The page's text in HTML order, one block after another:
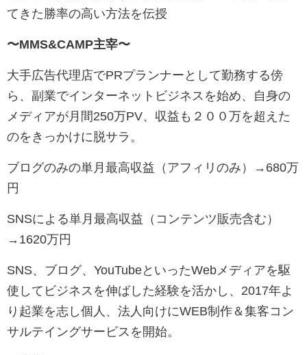
てきた勝率の高い方法を伝授
〜MMS&CAMP主宰〜
大手広告代理店でPRプランナーとして勤務する傍
ら、副業でインターネットビジネスを始め、自身の
メディアが月間250万PV、収益も２００万を超えた
のをきっかけに脱サラ。
ブログのみの単月最高収益（アフィリのみ）→680万
円
SNSによる単月最高収益（コンテンツ販売含む）
→1620万円
SNS、ブログ、YouTubeといったWebメディアを駆
使してビジネスを伸ばした経験を活かし、2017年よ
り起業を志し個人、法人向けにWEB制作＆集客コン
サルテイングサービスを開始。